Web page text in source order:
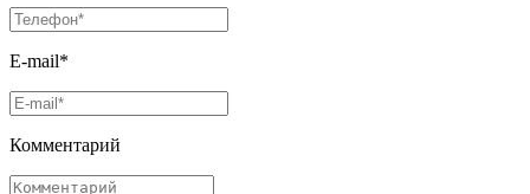
E-mail*
Комментарий